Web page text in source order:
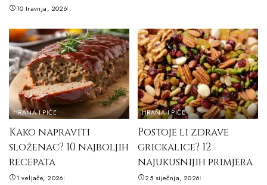
10 travnja, 2026
HRANA I PIĆE
Kako napraviti
složenac? 10 najboljih
recepata
1 veljače, 2026
HRANA I PIĆE
Postoje li zdrave
grickalice? 12
najukusnijih primjera
25 siječnja, 2026